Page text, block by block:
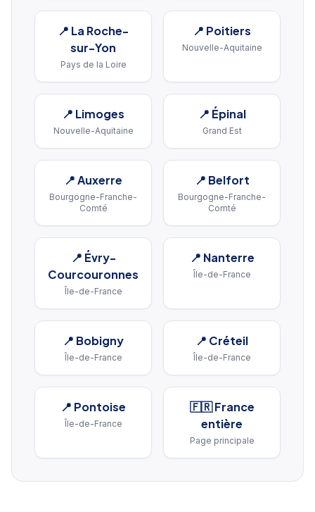
📍 La Roche-
sur-Yon
Pays de la Loire
📍 Poitiers
Nouvelle-Aquitaine
📍 Limoges
Nouvelle-Aquitaine
📍 Épinal
Grand Est
📍Auxerre
Bourgogne-Franche-
Comté
📍 Belfort
Bourgogne-Franche-
Comté
📍 Évry-
Courcouronnes
Île-de-France
📍 Nanterre
Île-de-France
📍 Bobigny
Île-de-France
📍 Créteil
Île-de-France
📍 Pontoise
Île-de-France
🇫🇷 France
entière
Page principale